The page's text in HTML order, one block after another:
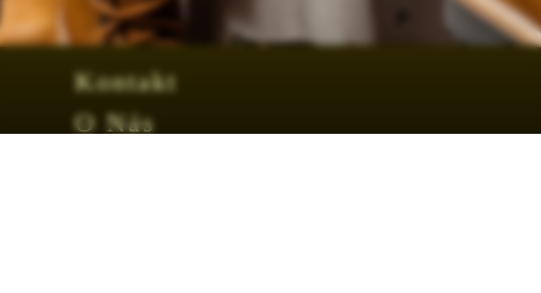
Kontakt
O Nás